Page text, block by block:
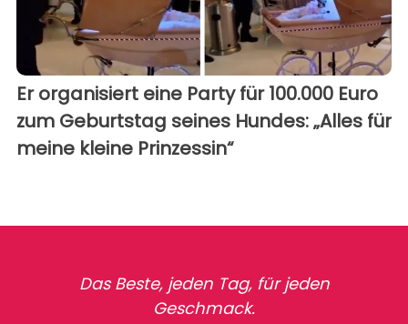
Er organisiert eine Party für 100.000 Euro
zum Geburtstag seines Hundes: „Alles für
meine kleine Prinzessin“
Das Beste, jeden Tag, für jeden
Geschmack.